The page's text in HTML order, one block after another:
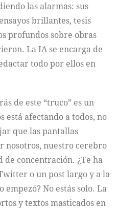
las alarmas: sus
brillantes, tesis
profundos sobre obras
La IA se encarga de
todo por ellos en
de este “truco” es un
está afectando a todos, no
que las pantallas
nosotros, nuestro cerebro
de concentración. ¿Te ha
o un post largo y a la
No estás solo. La
y textos masticados en